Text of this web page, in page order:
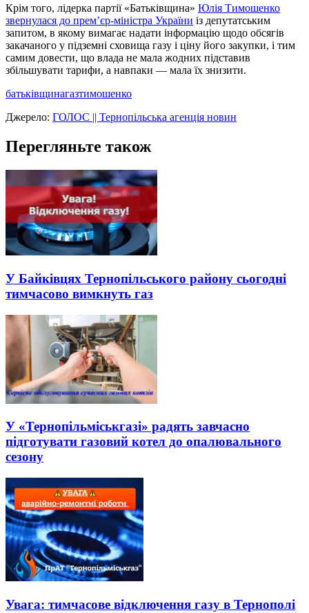
Крім того, лідерка партії «Батьківщина» Юлія Тимошенко
звернулася до прем’єр-міністра України із депутатським
запитом, в якому вимагає надати інформацію щодо обсягів
закачаного у підземні сховища газу і ціну його закупки, і тим
самим довести, що влада не мала жодних підставив
збільшувати тарифи, а навпаки — мала їх знизити.
батьківщинагазтимошенко
Джерело: ГОЛОС || Тернопільська агенція новин
Перегляньте також
У Байківцях Тернопільського району сьогодні
тимчасово вимкнуть газ
У «Тернопільміськгазі» радять завчасно
підготувати газовий котел до опалювального
сезону
Увага: тимчасове відключення газу в Тернополі